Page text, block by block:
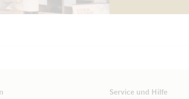
Service und Hilfe